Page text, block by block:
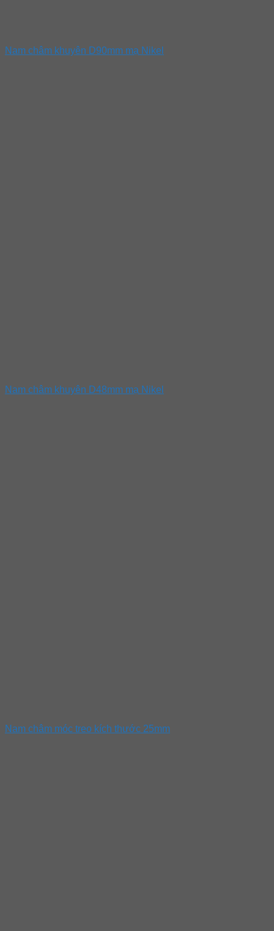
Nam châm khuyên D90mm mạ Nikel
Nam châm khuyên D48mm mạ Nikel
Nam châm móc treo kích thước 25mm